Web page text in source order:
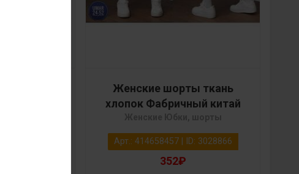
Женские шорты ткань
хлопок Фабричный китай
Арт.: 414658457 | ID: 3028866
352₽